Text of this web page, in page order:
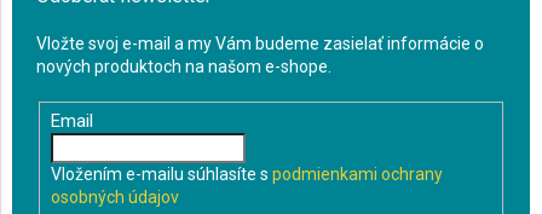
Vložte svoj e-mail a my Vám budeme zasielať informácie o
nových produktoch na našom e-shope.
Email
Vložením e-mailu súhlasíte s podmienkami ochrany
osobných údajov